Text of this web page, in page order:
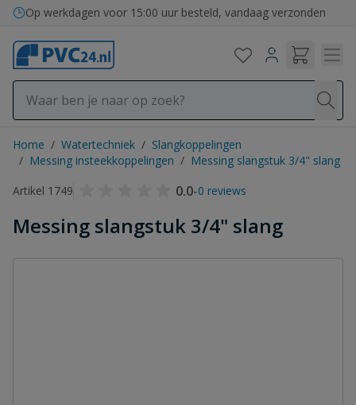
Ga naar de inhoud
Op werkdagen voor 15:00 uur besteld, vandaag verzonden
Home / Watertechniek / Slangkoppelingen
/ Messing insteekkoppelingen / Messing slangstuk 3/4" slang
Artikel 1749
0.0-0 reviews
Messing slangstuk 3/4" slang